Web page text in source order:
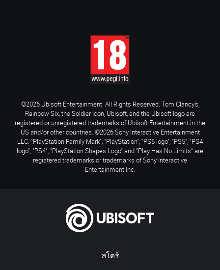
สโตร์
©2026 Ubisoft Entertainment. All Rights Reserved. Tom Clancy’s,
Rainbow Six, the Soldier Icon, Ubisoft, and the Ubisoft logo are
registered or unregistered trademarks of Ubisoft Entertainment in the
US and/or other countries. ©2026 Sony Interactive Entertainment
LLC. "PlayStation Family Mark", "PlayStation", "PS5 logo", "PS5", "PS4
logo", "PS4", "PlayStation Shapes Logo" and "Play Has No Limits" are
registered trademarks or trademarks of Sony Interactive
Entertainment Inc.